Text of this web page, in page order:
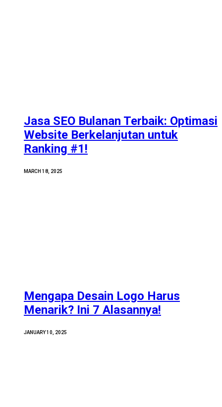
Jasa SEO Bulanan Terbaik: Optimasi
Website Berkelanjutan untuk
Ranking #1!
MARCH 18, 2025
Mengapa Desain Logo Harus
Menarik? Ini 7 Alasannya!
JANUARY 10, 2025